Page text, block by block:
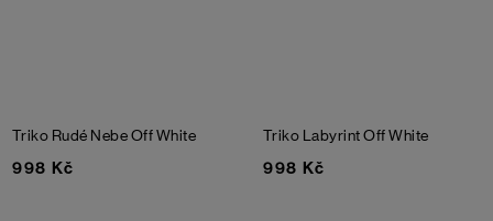
Triko Rudé NebeOff White
998 Kč
Triko LabyrintOff White
998 Kč